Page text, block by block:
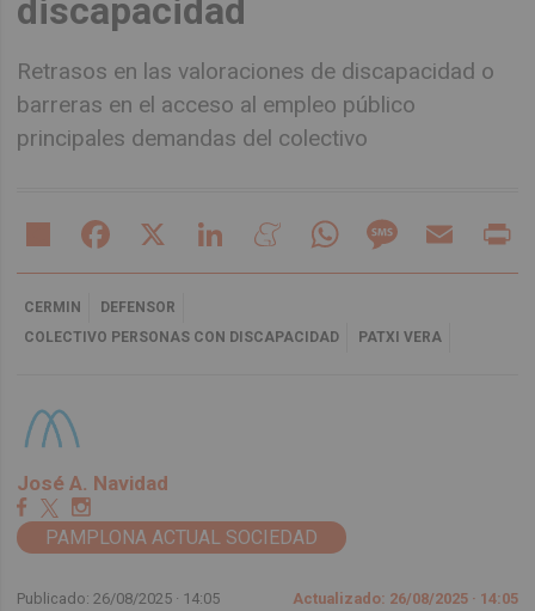
discapacidad
Retrasos en las valoraciones de discapacidad o
barreras en el acceso al empleo público
principales demandas del colectivo
Share Facebook LinkedIn MeneameWhatsAppMessageEmail
CERMIN
DEFENSOR
COLECTIVO PERSONAS CON DISCAPACIDAD
PATXI VERA
José A. Navidad
PAMPLONA ACTUAL SOCIEDAD
Publicado: 26/08/2025 · 14:05 Actualizado: 26/08/2025 · 14:05